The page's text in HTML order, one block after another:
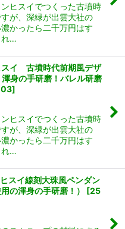
ヒスイでつくった古墳時
が、深緑が出雲大社の
かったら二千万円はす
れ…
イ 古墳時代前期風デザ
身の手研磨！バレル研磨
]
ヒスイでつくった古墳時
が、深緑が出雲大社の
かったら二千万円はす
れ…
スイ線刻大珠風ペンダン
の渾身の手研磨！）
[25